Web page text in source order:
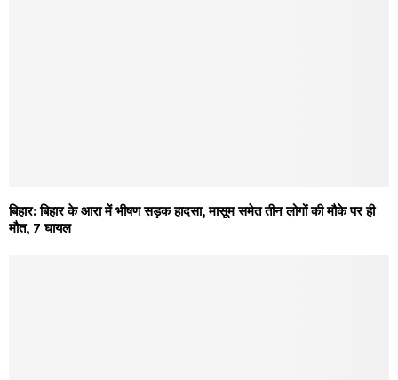
बिहार: बिहार के आरा में भीषण सड़क हादसा, मासूम समेत तीन लोगों की मौके पर ही
मौत, 7 घायल